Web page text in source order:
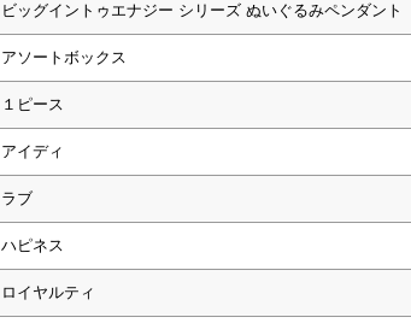
ビッグイントゥエナジー シリーズ ぬいぐるみペンダント
アソートボックス
１ピース
アイディ
ラブ
ハピネス
ロイヤルティ